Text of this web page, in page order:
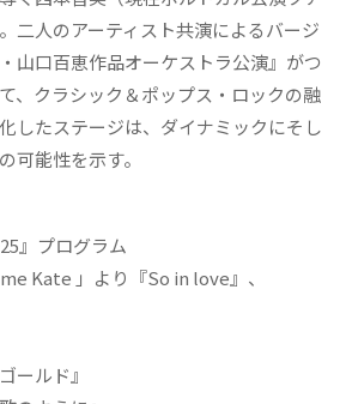
二人のアーティスト共演によるバージ
山口百恵作品オーケストラ公演』がつ
、クラシック＆ポップス・ロックの融
したステージは、ダイナミックにそし
可能性を示す。
』プログラム
Kate 」より『So in love』、
ールド』